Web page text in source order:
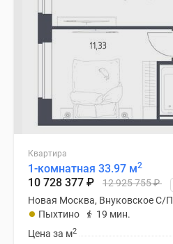
Квартира
1-комнатная 33.97 м2
10 728 377 ₽ 12 925 755₽
Новая Москва, Внуковское С/П
Пыхтино
19 мин.
Цена за м2